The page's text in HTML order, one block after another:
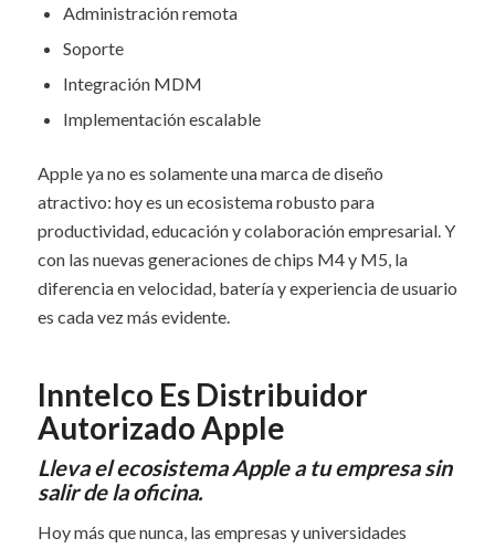
Administración remota
Soporte
Integración MDM
Implementación escalable
Apple ya no es solamente una marca de diseño
atractivo: hoy es un ecosistema robusto para
productividad, educación y colaboración empresarial. Y
con las nuevas generaciones de chips M4 y M5, la
diferencia en velocidad, batería y experiencia de usuario
es cada vez más evidente.
Inntelco Es Distribuidor
Autorizado Apple
Lleva el ecosistema Apple a tu empresa sin
salir de la oficina.
Hoy más que nunca, las empresas y universidades